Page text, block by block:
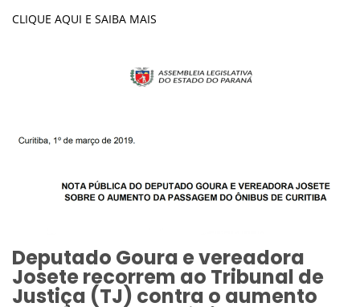
CLIQUE AQUI E SAIBA MAIS
Deputado Goura e vereadora
Josete recorrem ao Tribunal de
Justiça (TJ) contra o aumento